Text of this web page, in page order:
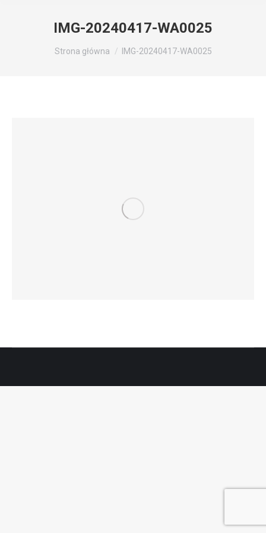
IMG-20240417-WA0025
Jesteś tutaj:
Strona główna IMG-20240417-WA0025